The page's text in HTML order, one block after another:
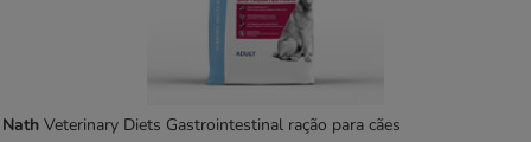
Nath Veterinary Diets Gastrointestinal ração para cães